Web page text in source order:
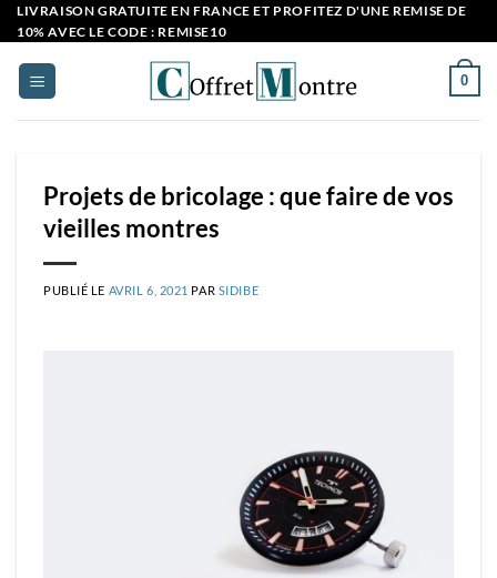
Passer
au
contenu
LIVRAISON GRATUITE EN FRANCE ET PROFITEZ D'UNE REMISE DE
10% AVEC LE CODE : REMISE10
0
Projets de bricolage : que faire de vos
vieilles montres
PUBLIÉ LE AVRIL 6, 2021 PAR SIDIBE